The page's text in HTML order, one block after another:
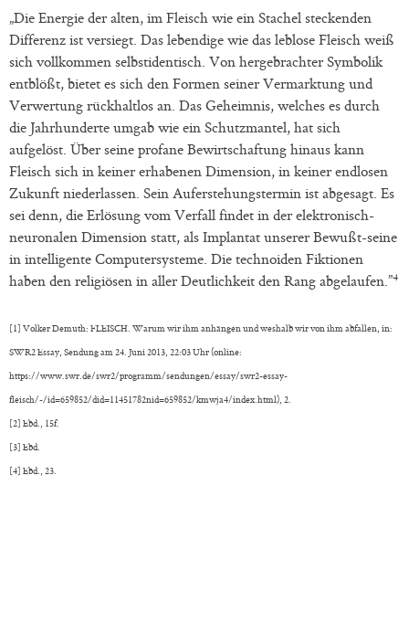
„Die Energie der alten, im Fleisch wie ein Stachel steckenden
Differenz ist versiegt. Das lebendige wie das leblose Fleisch weiß
sich vollkommen selbstidentisch. Von hergebrachter Symbolik
entblößt, bietet es sich den Formen seiner Vermarktung und
Verwertung rückhaltlos an. Das Geheimnis, welches es durch
die Jahrhunderte umgab wie ein Schutzmantel, hat sich
aufgelöst. Über seine profane Bewirtschaftung hinaus kann
Fleisch sich in keiner erhabenen Dimension, in keiner endlosen
Zukunft niederlassen. Sein Auferstehungstermin ist abgesagt. Es
sei denn, die Erlösung vom Verfall findet in der elektronisch-
neuronalen Dimension statt, als Implantat unserer Bewußt-seine
in intelligente Computersysteme. Die technoiden Fiktionen
haben den religiösen in aller Deutlichkeit den Rang abgelaufen.”4
[1] Volker Demuth: FLEISCH. Warum wir ihm anhängen und weshalb wir von ihm abfallen, in:
SWR2 Essay, Sendung am 24. Juni 2013, 22:03 Uhr (online:
https://www.swr.de/swr2/programm/sendungen/essay/swr2-essay-
fleisch/-/id=659852/did=11451782nid=659852/kmwja4/index.html), 2.
[2] Ebd., 15f.
[3] Ebd.
[4] Ebd., 23.